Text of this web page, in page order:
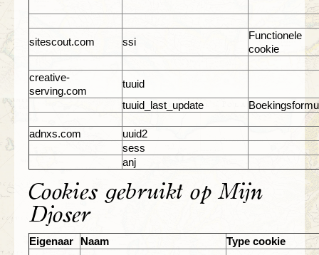
sitescout.com ssi
Functionele
cookie
creative-
serving.com
tuuid
tuuid_last_update
adnxs.com
uuid2
sess
anj
Cookies gebruikt op Mijn
Djoser
Eigenaar Naam
Type cookie